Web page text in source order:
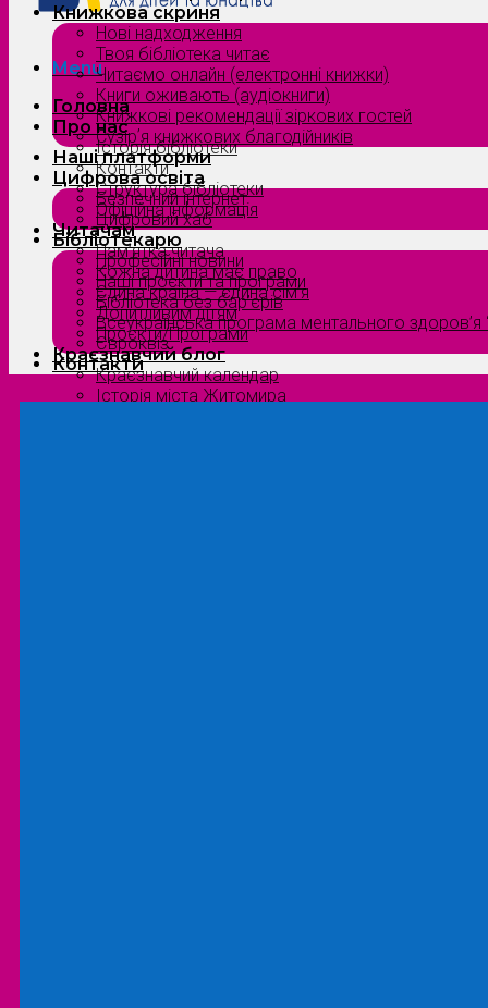
Menu
Головна
Про нас
Історія бібліотеки
Контакти
Структура бібліотеки
Офіційна інформація
Читачам
Пам’ятка читача
Кожна дитина має право
Єдина країна — єдина сім’я
Допитливим дітям
Проєкти/Програми
Краєзнавчий блог
Краєзнавчий календар
Історія міста Житомира
Книжкова скриня
Нові надходження
Твоя бібліотека читає
Читаємо онлайн (електронні книжки)
Книги оживають (аудіокниги)
Книжкові рекомендації зіркових гостей
Сузірʼя книжкових благодійників
Наші платформи
Цифрова освіта
Безпечний інтернет
Цифровий хаб
Бібліотекарю
Професійні новини
Наші проєкти та програми
Бібліотека без бар’єрів
Всеукраїнська програма ментального здоров’я
Євроквіз
Контакти